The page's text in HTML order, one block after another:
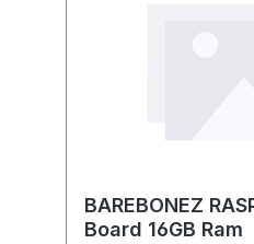
BAREBONEZ
Board 16GB Ram